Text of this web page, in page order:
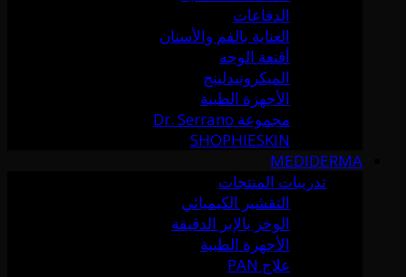
الدفاعات
العناية بالفم والأسنان
أقنعة الوجه
الميكرونيدلينج
الأجهزة الطبية
مجموعة Dr. Serrano
SHOPHIESKIN
MEDIDERMA
تدريبات المنتجات
التقشير الكيميائي
الوخز بالإبر الدقيقة
الأجهزة الطبية
علاج PAN